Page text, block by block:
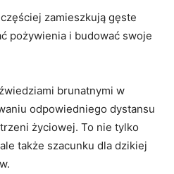
zamieszkują gęste
pożywienia i budować swoje
brunatnymi w
odpowiedniego dystansu
życiowej. To nie tylko
także szacunku dla dzikiej